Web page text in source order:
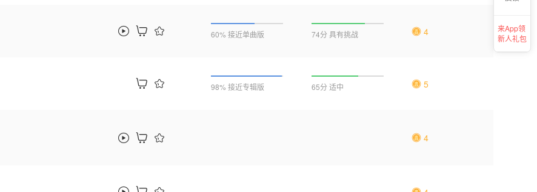
60% 接近单曲版 74分 具有挑战 4
98% 接近专辑版 65分 适中 5
4
来App领
新人礼包